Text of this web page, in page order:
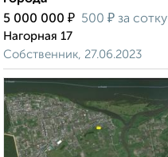
5 000 000 ₽ 500 ₽ за сотку
Нагорная 17
Собственник, 27.06.2023